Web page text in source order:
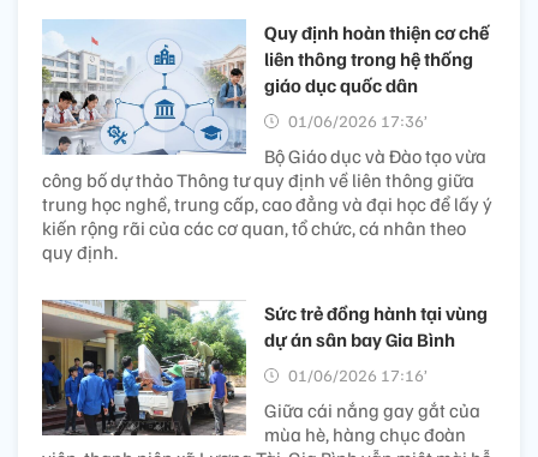
Quy định hoàn thiện cơ chế
liên thông trong hệ thống
giáo dục quốc dân
01/06/2026 17:36’
Bộ Giáo dục và Đào tạo vừa
công bố dự thảo Thông tư quy định về liên thông giữa
trung học nghề, trung cấp, cao đẳng và đại học để lấy ý
kiến rộng rãi của các cơ quan, tổ chức, cá nhân theo
quy định.
Sức trẻ đồng hành tại vùng
dự án sân bay Gia Bình
01/06/2026 17:16’
Giữa cái nắng gay gắt của
mùa hè, hàng chục đoàn